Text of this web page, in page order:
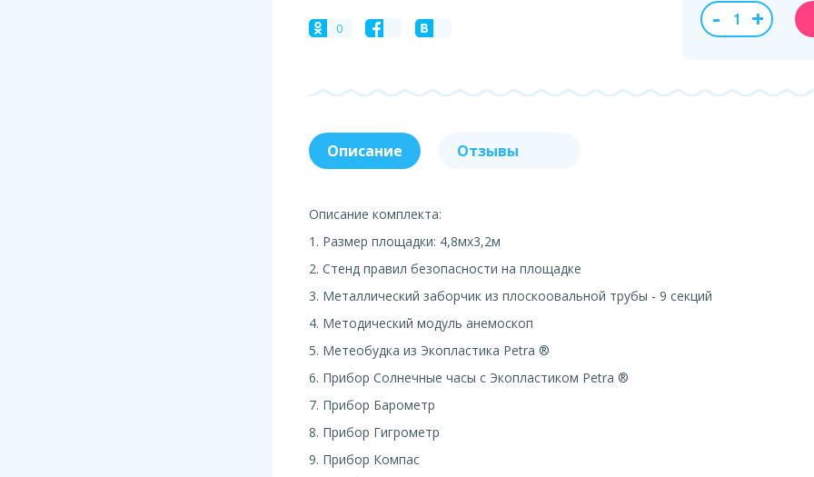
0 - +
Описание Отзывы
Описание комплекта:
1. Размер площадки: 4,8мх3,2м
2. Стенд правил безопасности на площадке
3. Металлический заборчик из плоскоовальной трубы - 9 секций
4. Методический модуль анемоскоп
5. Метеобудка из Экопластика Petra ®
6. Прибор Солнечные часы с Экопластиком Petra ®
7. Прибор Барометр
8. Прибор Гигрометр
9. Прибор Компас